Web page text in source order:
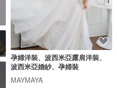
孕婦洋裝、波西米亞露肩洋裝、
波西米亞婚紗、孕婦裝
MAYMAYA